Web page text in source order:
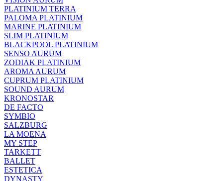
PLATINIUM TERRA
PALOMA PLATINIUM
MARINE PLATINIUM
SLIM PLATINIUM
BLACKPOOL PLATINIUM
SENSO AURUM
ZODIAK PLATINIUM
AROMA AURUM
CUPRUM PLATINIUM
SOUND AURUM
KRONOSTAR
DE FACTO
SYMBIO
SALZBURG
LA MOENA
MY STEP
TARKETT
BALLET
ESTETICA
DYNASTY